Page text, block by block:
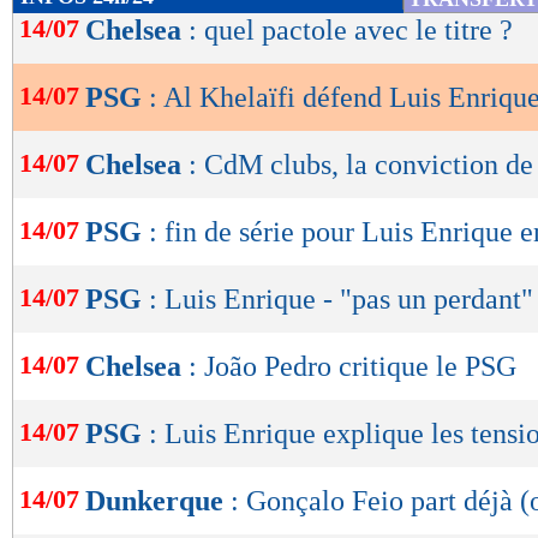
de
OK
14/07 Chelsea : quel pactole avec le titre ?
14/07 PSG : Al Khelaïfi défend Luis
14/07 Chelsea : CdM clubs, la conviction de
14/07 PSG : fin de série pour Luis Enrique
14/07 PSG : Luis Enrique - "pas un perdant"
14/07 Chelsea : João Pedro critique le PSG
14/07 PSG : Luis Enrique explique les
14/07 Dunkerque : Gonçalo Feio part déjà